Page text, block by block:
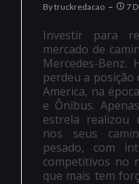
ByTruckredacao 7
Investir para
mercado de
Mercedes-
perdeu a
America, na
e Ônibus.
estrela realizou
nos seus
pesado, com
competitivos no
que mais tem